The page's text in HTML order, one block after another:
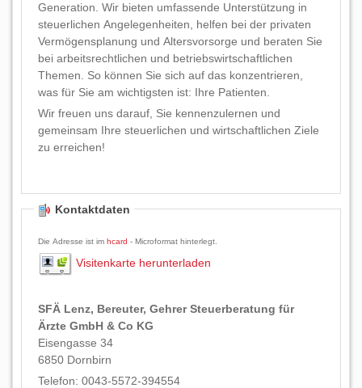
Generation. Wir bieten umfassende Unterstützung in
steuerlichen Angelegenheiten, helfen bei der privaten
Vermögensplanung und Altersvorsorge und beraten Sie
bei arbeitsrechtlichen und betriebswirtschaftlichen
Themen. So können Sie sich auf das konzentrieren,
was für Sie am wichtigsten ist: Ihre Patienten.
Wir freuen uns darauf, Sie kennenzulernen und
gemeinsam Ihre steuerlichen und wirtschaftlichen Ziele
zu erreichen!
Kontaktdaten
Die Adresse ist im hcard - Microformat hinterlegt.
Visitenkarte herunterladen
SFÄ Lenz, Bereuter, Gehrer Steuerberatung für
Ärzte GmbH & Co KG
Eisengasse 34
6850 Dornbirn
Telefon: 0043-5572-394554